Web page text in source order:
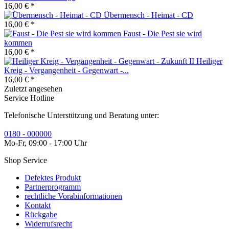
16,00 € *
Übermensch - Heimat - CD
16,00 € *
Faust - Die Pest sie wird
kommen
16,00 € *
Heiliger
Kreig - Vergangenheit - Gegenwart -...
16,00 € *
Zuletzt angesehen
Service Hotline
Telefonische Unterstützung und Beratung unter:
0180 - 000000
Mo-Fr, 09:00 - 17:00 Uhr
Shop Service
Defektes Produkt
Partnerprogramm
rechtliche Vorabinformationen
Kontakt
Rückgabe
Widerrufsrecht